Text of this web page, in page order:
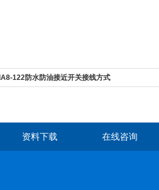
IA8-122防水防油接近开关接线方式
资料下载 在线咨询